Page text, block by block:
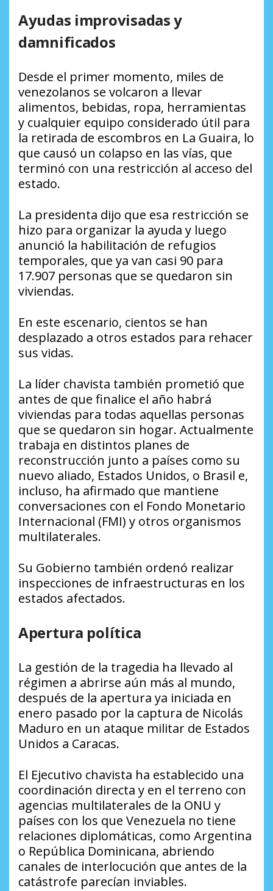
Ayudas improvisadas y
damnificados
Desde el primer momento, miles de
venezolanos se volcaron a llevar
alimentos, bebidas, ropa, herramientas
y cualquier equipo considerado útil para
la retirada de escombros en La Guaira, lo
que causó un colapso en las vías, que
terminó con una restricción al acceso del
estado.
La presidenta dijo que esa restricción se
hizo para organizar la ayuda y luego
anunció la habilitación de refugios
temporales, que ya van casi 90 para
17.907 personas que se quedaron sin
viviendas.
En este escenario, cientos se han
desplazado a otros estados para rehacer
sus vidas.
La líder chavista también prometió que
antes de que finalice el año habrá
viviendas para todas aquellas personas
que se quedaron sin hogar. Actualmente
trabaja en distintos planes de
reconstrucción junto a países como su
nuevo aliado, Estados Unidos, o Brasil e,
incluso, ha afirmado que mantiene
conversaciones con el Fondo Monetario
Internacional (FMI) y otros organismos
multilaterales.
Su Gobierno también ordenó realizar
inspecciones de infraestructuras en los
estados afectados.
Apertura política
La gestión de la tragedia ha llevado al
régimen a abrirse aún más al mundo,
después de la apertura ya iniciada en
enero pasado por la captura de Nicolás
Maduro en un ataque militar de Estados
Unidos a Caracas.
El Ejecutivo chavista ha establecido una
coordinación directa y en el terreno con
agencias multilaterales de la ONU y
países con los que Venezuela no tiene
relaciones diplomáticas, como Argentina
o República Dominicana, abriendo
canales de interlocución que antes de la
catástrofe parecían inviables.